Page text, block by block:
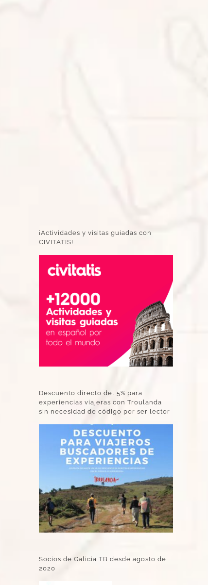
¡Actividades y visitas guiadas con
CIVITATIS!
Descuento directo del 5% para
experiencias viajeras con Troulanda
sin necesidad de código por ser lector
Socios de Galicia TB desde agosto de
2020